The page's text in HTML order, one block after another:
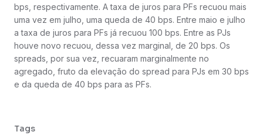
bps, respectivamente. A taxa de juros para PFs recuou mais
uma vez em julho, uma queda de 40 bps. Entre maio e julho
a taxa de juros para PFs já recuou 100 bps. Entre as PJs
houve novo recuou, dessa vez marginal, de 20 bps. Os
spreads, por sua vez, recuaram marginalmente no
agregado, fruto da elevação do spread para PJs em 30 bps
e da queda de 40 bps para as PFs.
Tags